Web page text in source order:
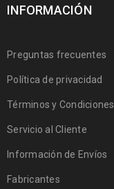
INFORMACIÓN
Preguntas frecuentes
Política de privacidad
Términos y Condiciones
Servicio al Cliente
Información de Envíos
Fabricantes